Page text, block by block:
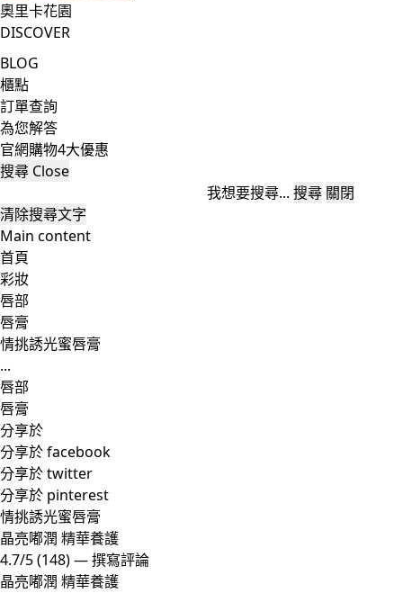
奧里卡花園
DISCOVER
BLOG
櫃點
訂單查詢
為您解答
官網購物4大優惠
搜尋 Close
我想要搜尋... 搜尋 關閉
清除搜尋文字
Main content
首頁
彩妝
唇部
唇膏
情挑誘光蜜唇膏
...
唇部
唇膏
分享於
分享於 facebook
分享於 twitter
分享於 pinterest
情挑誘光蜜唇膏
晶亮嘟潤 精華養護
4.7/5(148)—撰寫評論
晶亮嘟潤 精華養護